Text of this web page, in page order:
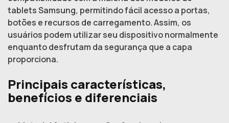
tablets Samsung, permitindo fácil acesso a portas,
botões e recursos de carregamento. Assim, os
usuários podem utilizar seu dispositivo normalmente
enquanto desfrutam da segurança que a capa
proporciona.
Principais características,
benefícios e diferenciais